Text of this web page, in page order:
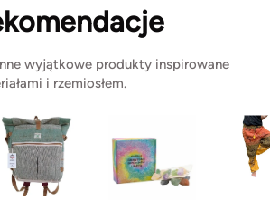
wyjątkowe produkty inspirowane
i rzemiosłem.